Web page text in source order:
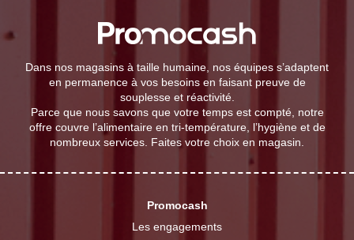
Dans nos magasins à taille humaine, nos équipes s’adaptent
en permanence à vos besoins en faisant preuve de
souplesse et réactivité.
Parce que nous savons que votre temps est compté, notre
offre couvre l’alimentaire en tri-température, l’hygiène et de
nombreux services. Faites votre choix en magasin.
Promocash
Les engagements